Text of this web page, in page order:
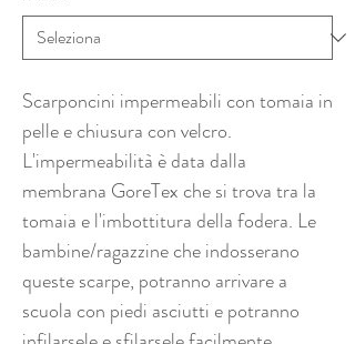
Scarponcini impermeabili con tomaia in
pelle e chiusura con velcro.
L'impermeabilità è data dalla
membrana GoreTex che si trova tra la
tomaia e l'imbottitura della fodera. Le
bambine/ragazzine che indosserano
queste scarpe, potranno arrivare a
scuola con piedi asciutti e potranno